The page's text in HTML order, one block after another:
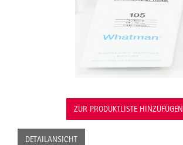
ZUR PRODUKTLISTE HINZUFÜGEN
DETAILANSICHT